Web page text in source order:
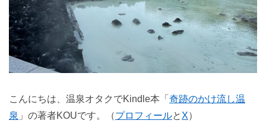
こんにちは、温泉オタクでKindle本「 奇跡のかけ流し温
泉 」の著者KOUです。（プロフィールと X）